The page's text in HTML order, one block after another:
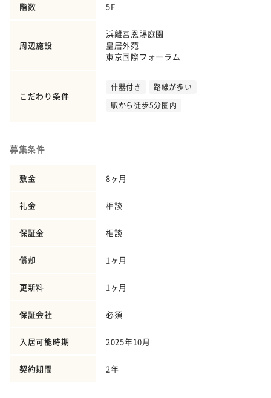
階数 5F
周辺施設
浜離宮恩賜庭園
皇居外苑
東京国際フォーラム
こだわり条件
什器付き
路線が多い
駅から徒歩5分圏内
募集条件
敷金 8ヶ月
礼金 相談
保証金 相談
償却 1ヶ月
更新料 1ヶ月
保証会社 必須
入居可能時期 2025年10月
契約期間 2年